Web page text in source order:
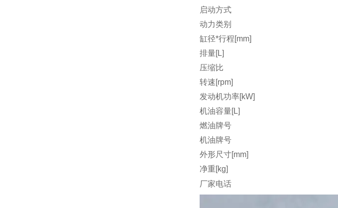
启动方式
动力类别
缸径*行程[mm]
排量[L]
压缩比
转速[rpm]
发动机功率[kW]
机油容量[L]
燃油牌号
机油牌号
外形尺寸[mm]
净重[kg]
厂家电话